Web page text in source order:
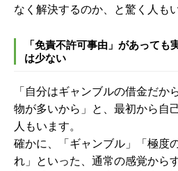
なく解決するのか、と驚く人も
「免責不許可事由」があっても
は少ない
「自分はギャンブルの借金だか
物が多いから」と、最初から自
人もいます。
確かに、「ギャンブル」「極度
れ」といった、通常の感覚から